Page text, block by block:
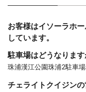
お客様はイソーラホ
しています。
駐車場はどうなります
珠浦漢江公園珠浦2駐車
チェライトクイジン